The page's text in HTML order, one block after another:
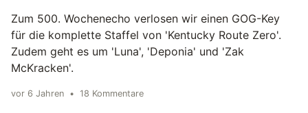
Zum 500. Wochenecho verlosen wir einen GOG-Key
für die komplette Staffel von 'Kentucky Route Zero'.
Zudem geht es um 'Luna', 'Deponia' und 'Zak
McKracken'.
vor 6 Jahren • 18 Kommentare